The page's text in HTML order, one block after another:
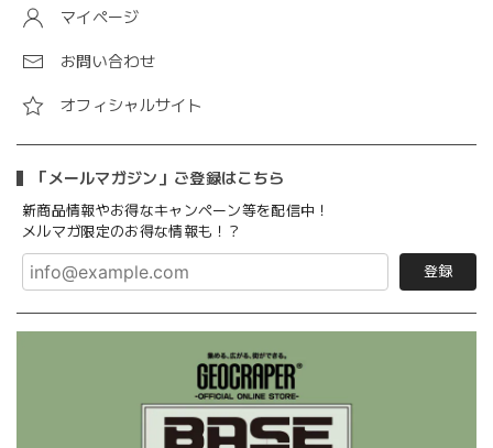
マイページ
お問い合わせ
オフィシャルサイト
「メールマガジン」ご登録はこちら
新商品情報やお得なキャンペーン等を配信中！
メルマガ限定のお得な情報も！？
登録